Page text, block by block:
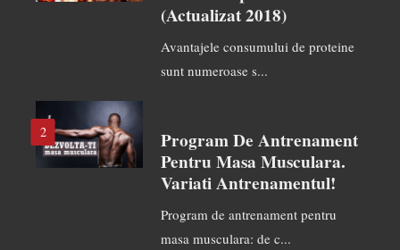
(actualizat 2018)
Avantajele consumului de proteine
sunt numeroase s...
2
Program De Antrenament
Pentru Masa Musculara.
Variati Antrenamentul!
Program de antrenament pentru
masa musculara: de c...